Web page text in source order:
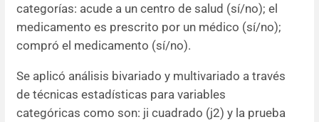
categorías: acude a un centro de salud (sí/no); el
medicamento es prescrito por un médico (sí/no);
compró el medicamento (sí/no).
Se aplicó análisis bivariado y multivariado a través
de técnicas estadísticas para variables
categóricas como son: ji cuadrado (j2) y la prueba